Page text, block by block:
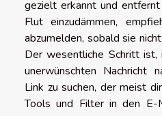
gezielt erkannt und
Flut einzudämmen,
abzumelden, sobald sie
Der wesentliche Schritt
unerwünschten Nachricht
Link zu suchen, der meist
Tools und Filter in den E-